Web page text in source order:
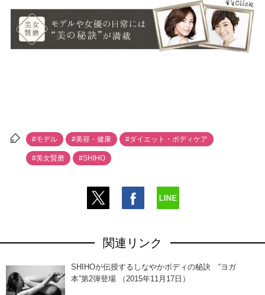
#モデル #美容・健康 #ダイエット・ボディケア
#美女賢磨 #SHIHO
関連リンク
SHIHOが伝授するしなやかボディの秘訣 “ヨガ
本”第2弾登場 （2015年11月17日）